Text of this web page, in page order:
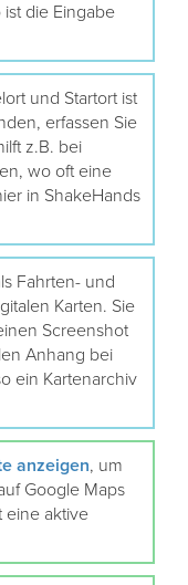
die Eingabe
und Startort ist
erfassen Sie
z.B. bei
wo oft eine
in ShakeHands
Fahrten- und
Karten. Sie
Screenshot
Anhang bei
ein Kartenarchiv
anzeigen, um
Google Maps
eine aktive